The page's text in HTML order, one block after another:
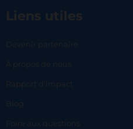
Liens utiles
Devenir partenaire
À propos de nous
Rapport d’impact
Blog
Foire aux questions